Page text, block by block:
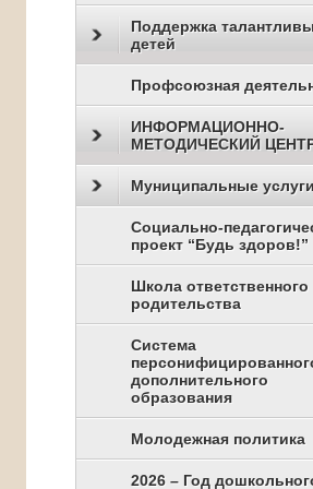
Поддержка
детей
Профсоюзная
ИНФОРМАЦИОННО-
МЕТОДИЧЕСКИЙ
Муниципальные услуги
Социально-
проект “Будь здоров!”
Школа ответственного
родительства
Система
дополнительного
образования
Молодежная политика
2026 – Год